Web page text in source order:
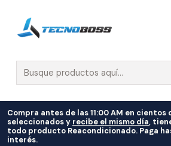
Compra antes de las 11:00 AM en
seleccionados y recibe el mismo día,
todo producto Reacondicionado. Paga
interés.